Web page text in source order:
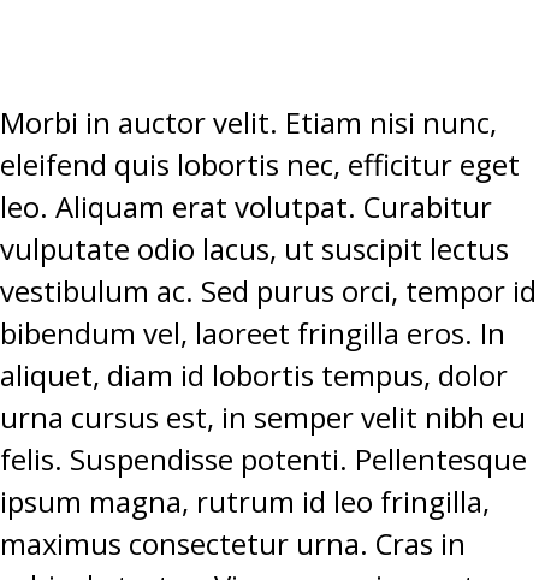
Morbi in auctor velit. Etiam nisi nunc,
eleifend quis lobortis nec, efficitur eget
leo. Aliquam erat volutpat. Curabitur
vulputate odio lacus, ut suscipit lectus
vestibulum ac. Sed purus orci, tempor id
bibendum vel, laoreet fringilla eros. In
aliquet, diam id lobortis tempus, dolor
urna cursus est, in semper velit nibh eu
felis. Suspendisse potenti. Pellentesque
ipsum magna, rutrum id leo fringilla,
maximus consectetur urna. Cras in